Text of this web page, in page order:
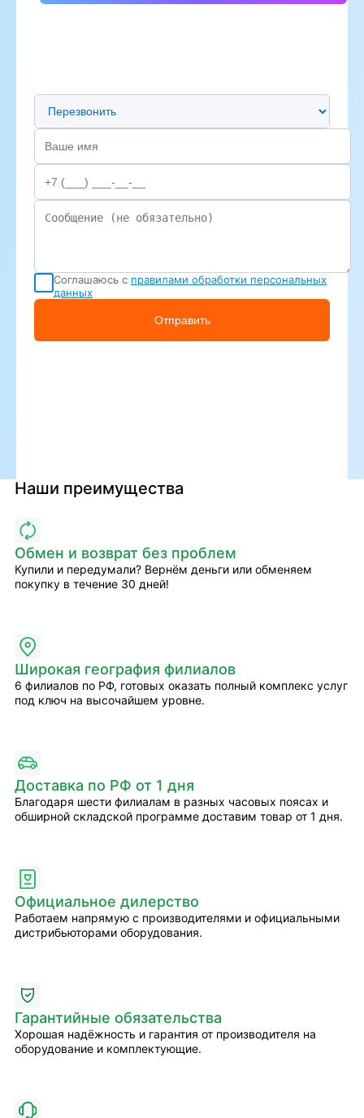
Предпочтительный способ связи
Соглашаюсь с правилами обработки персональных
данных
Отправить
Наши преимущества
Обмен и возврат без проблем
Купили и передумали? Вернём деньги или обменяем
покупку в течение 30 дней!
Широкая география филиалов
6 филиалов по РФ, готовых оказать полный комплекс услуг
под ключ на высочайшем уровне.
Доставка по РФ от 1 дня
Благодаря шести филиалам в разных часовых поясах и
обширной складской программе доставим товар от 1 дня.
Официальное дилерство
Работаем напрямую с производителями и официальными
дистрибьюторами оборудования.
Гарантийные обязательства
Хорошая надёжность и гарантия от производителя на
оборудование и комплектующие.